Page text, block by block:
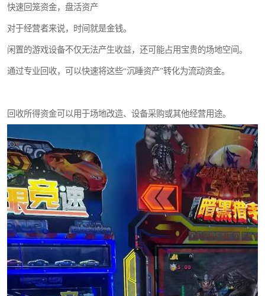
快速回笼资金，盘活资产
对于经营者来说，时间就是金钱。
闲置的游戏设备不仅无法产生收益，还可能占用宝贵的场地空间。
通过专业回收，可以快速将这些“沉睡资产”转化为流动资金。
回收所得资金可以用于场地改造、设备采购或其他经营用途。